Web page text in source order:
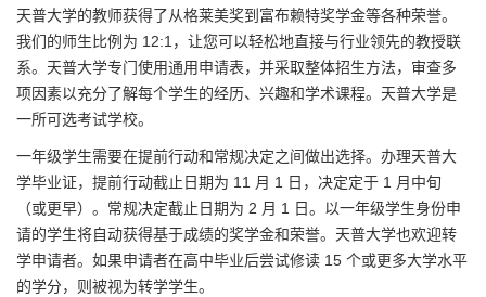
天普大学的教师获得了从格莱美奖到富布赖特奖学金等各种荣誉。
我们的师生比例为 12:1，让您可以轻松地直接与行业领先的教授联
系。天普大学专门使用通用申请表，并采取整体招生方法，审查多
项因素以充分了解每个学生的经历、兴趣和学术课程。天普大学是
一所可选考试学校。
一年级学生需要在提前行动和常规决定之间做出选择。办理天普大
学毕业证，提前行动截止日期为 11 月 1 日，决定定于 1 月中旬
（或更早）。常规决定截止日期为 2 月 1 日。以一年级学生身份申
请的学生将自动获得基于成绩的奖学金和荣誉。天普大学也欢迎转
学申请者。如果申请者在高中毕业后尝试修读 15 个或更多大学水平
的学分，则被视为转学学生。